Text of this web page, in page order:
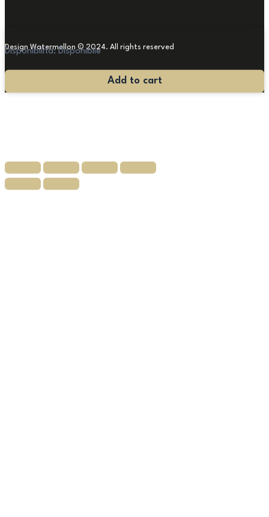
Design Watermellon © 2024. All rights reserved
Disponibilità: Disponibile
Antica
Add to cart